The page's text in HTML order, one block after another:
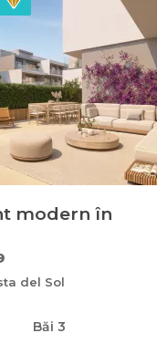
modern în
del Sol
Băi 3